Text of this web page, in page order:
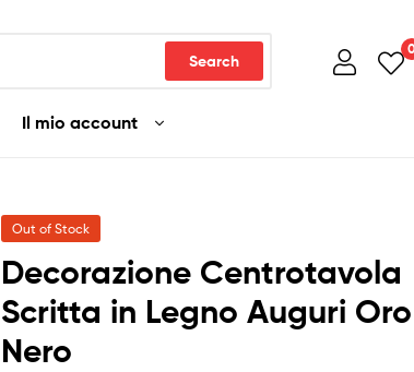
Search
0
Il mio account
Out of Stock
Decorazione Centrotavola
Scritta in Legno Auguri Oro
Nero